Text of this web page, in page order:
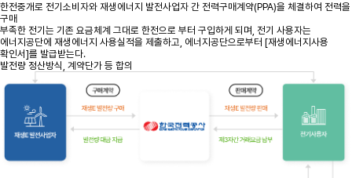
한전중개로 전기소비자와 재생에너지 발전사업자 간 전력구매계약(PPA)을 체결하여 전력을
구매
부족한 전기는 기존 요금체계 그대로 한전으로 부터 구입하게 되며, 전기 사용자는
에너지공단에 재생에너지 사용실적을 제출하고, 에너지공단으로부터 [재생에너지사용
확인서]를 발급받는다.
발전량 정산방식, 계약단가 등 합의